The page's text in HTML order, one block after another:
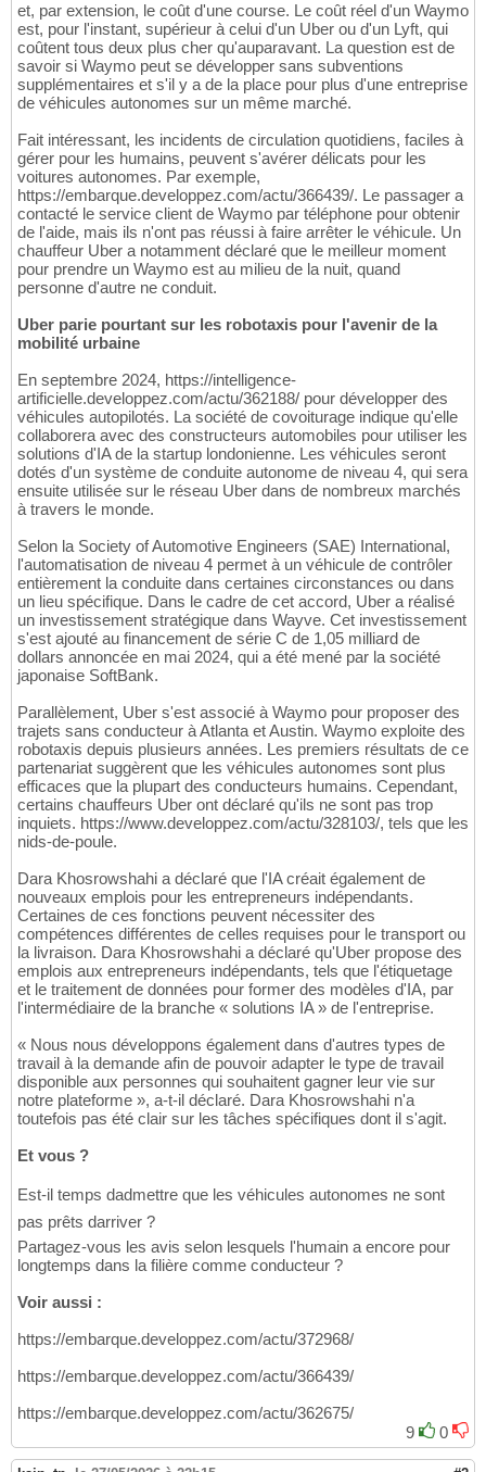
et, par extension, le coût d'une course. Le coût réel d'un Waymo
est, pour l'instant, supérieur à celui d'un Uber ou d'un Lyft, qui
coûtent tous deux plus cher qu'auparavant. La question est de
savoir si Waymo peut se développer sans subventions
supplémentaires et s'il y a de la place pour plus d'une entreprise
de véhicules autonomes sur un même marché.
Fait intéressant, les incidents de circulation quotidiens, faciles à
gérer pour les humains, peuvent s'avérer délicats pour les
voitures autonomes. Par exemple,
https://embarque.developpez.com/actu/366439/. Le passager a
contacté le service client de Waymo par téléphone pour obtenir
de l'aide, mais ils n'ont pas réussi à faire arrêter le véhicule. Un
chauffeur Uber a notamment déclaré que le meilleur moment
pour prendre un Waymo est au milieu de la nuit, quand
personne d'autre ne conduit.
Uber parie pourtant sur les robotaxis pour l'avenir de la
mobilité urbaine
En septembre 2024, https://intelligence-
artificielle.developpez.com/actu/362188/ pour développer des
véhicules autopilotés. La société de covoiturage indique qu'elle
collaborera avec des constructeurs automobiles pour utiliser les
solutions d'IA de la startup londonienne. Les véhicules seront
dotés d'un système de conduite autonome de niveau 4, qui sera
ensuite utilisée sur le réseau Uber dans de nombreux marchés
à travers le monde.
Selon la Society of Automotive Engineers (SAE) International,
l'automatisation de niveau 4 permet à un véhicule de contrôler
entièrement la conduite dans certaines circonstances ou dans
un lieu spécifique. Dans le cadre de cet accord, Uber a réalisé
un investissement stratégique dans Wayve. Cet investissement
s'est ajouté au financement de série C de 1,05 milliard de
dollars annoncée en mai 2024, qui a été mené par la société
japonaise SoftBank.
Parallèlement, Uber s'est associé à Waymo pour proposer des
trajets sans conducteur à Atlanta et Austin. Waymo exploite des
robotaxis depuis plusieurs années. Les premiers résultats de ce
partenariat suggèrent que les véhicules autonomes sont plus
efficaces que la plupart des conducteurs humains. Cependant,
certains chauffeurs Uber ont déclaré qu'ils ne sont pas trop
inquiets. https://www.developpez.com/actu/328103/, tels que les
nids-de-poule.
Dara Khosrowshahi a déclaré que l'IA créait également de
nouveaux emplois pour les entrepreneurs indépendants.
Certaines de ces fonctions peuvent nécessiter des
compétences différentes de celles requises pour le transport ou
la livraison. Dara Khosrowshahi a déclaré qu'Uber propose des
emplois aux entrepreneurs indépendants, tels que l'étiquetage
et le traitement de données pour former des modèles d'IA, par
l'intermédiaire de la branche « solutions IA » de l'entreprise.
« Nous nous développons également dans d'autres types de
travail à la demande afin de pouvoir adapter le type de travail
disponible aux personnes qui souhaitent gagner leur vie sur
notre plateforme », a-t-il déclaré. Dara Khosrowshahi n'a
toutefois pas été clair sur les tâches spécifiques dont il s'agit.
Et vous ?
Est-il temps dadmettre que les véhicules autonomes ne sont
pas prêts darriver ?
Partagez-vous les avis selon lesquels l'humain a encore pour
longtemps dans la filière comme conducteur ?
Voir aussi :
https://embarque.developpez.com/actu/372968/
https://embarque.developpez.com/actu/366439/
https://embarque.developpez.com/actu/362675/
9
0